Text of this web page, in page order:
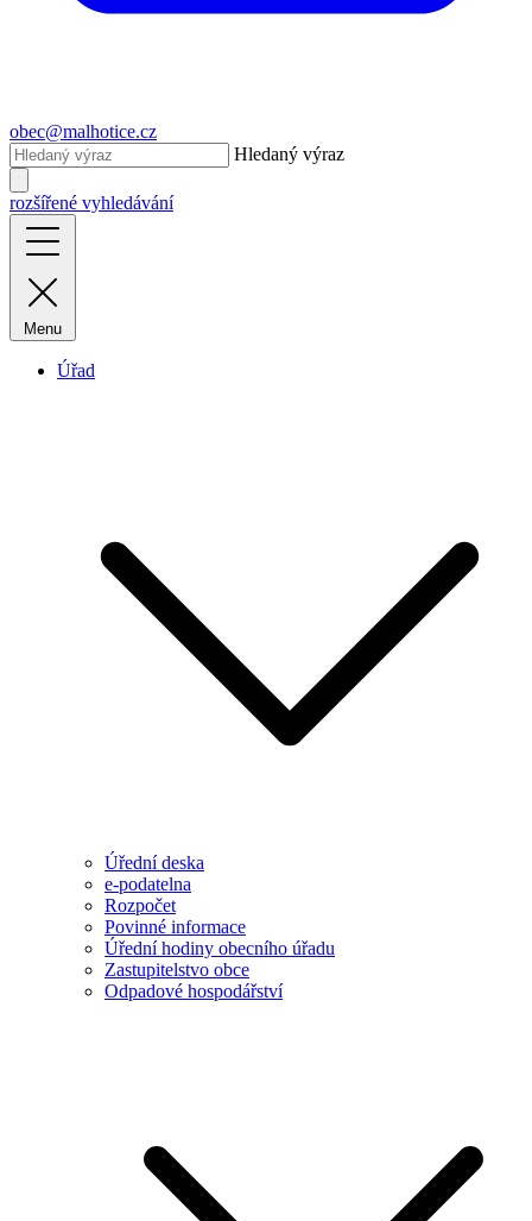
obec@malhotice.cz
Hledaný výraz
rozšířené vyhledávání
Menu
Úřad
Úřední deska
e-podatelna
Rozpočet
Povinné informace
Úřední hodiny obecního úřadu
Zastupitelstvo obce
Odpadové hospodářství